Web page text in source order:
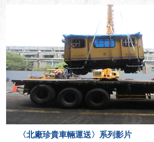
〈北廠珍貴車輛運送〉系列影片